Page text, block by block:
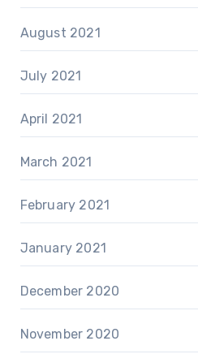
August 2021
July 2021
April 2021
March 2021
February 2021
January 2021
December 2020
November 2020